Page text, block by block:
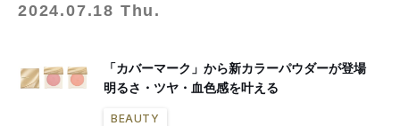
2024.07.18 Thu.
「カバーマーク」から新カラーパウダーが登場
明るさ・ツヤ・血色感を叶える
BEAUTY